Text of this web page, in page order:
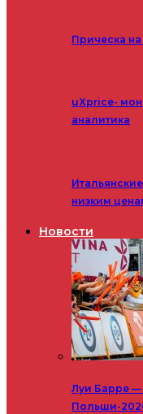
Прическа
uXprice-
аналитика
низким
Новости
Луи Барре —
Польши-